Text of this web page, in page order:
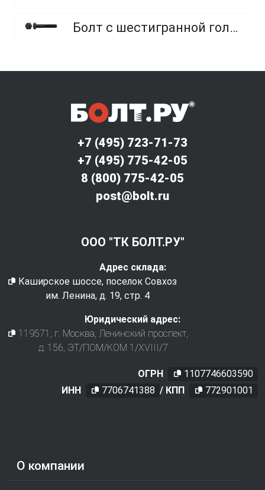
Болт с шестигранной головкой, неполная резьба, класс прочности 10.9 и 12.9
О компании
+7 (495) 723-71-73
+7 (495) 775-42-05
8 (800) 775-42-05
post@bolt.ru
ООО "ТК БОЛТ.РУ"
Адрес склада:
Каширское шоссе, поселок Совхоз
им. Ленина, д. 19, стр. 4
Юридический адрес:
119571
, г. Москва Ленинский проспект,
д. 156, ЭТ/ПОМ/КОМ 1/XVIII/7
ОГРН
1107746603590
ИНН
7706741388 / КПП 772901001